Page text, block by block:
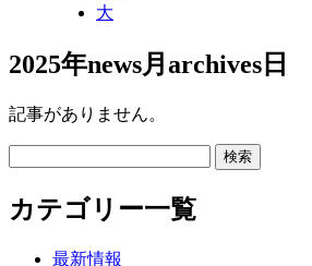
大
2025年news月archives日
記事がありません。
カテゴリー一覧
最新情報